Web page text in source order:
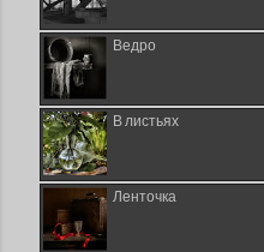
Ведро
В листьях
Ленточка